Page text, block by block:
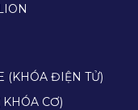
(KHÓA ĐIỆN TỬ)
CƠ)